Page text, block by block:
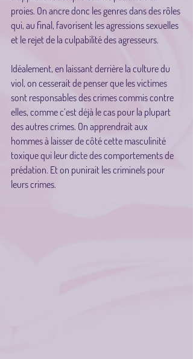
proies. On ancre donc les genres dans des rôles
qui, au final, favorisent les agressions sexuelles
et le rejet de la culpabilité des agresseurs.
Idéalement, en laissant derrière la culture du
viol, on cesserait de penser que les victimes
sont responsables des crimes commis contre
elles, comme c’est déjà le cas pour la plupart
des autres crimes. On apprendrait aux
hommes à laisser de côté cette masculinité
toxique qui leur dicte des comportements de
prédation. Et on punirait les criminels pour
leurs crimes.